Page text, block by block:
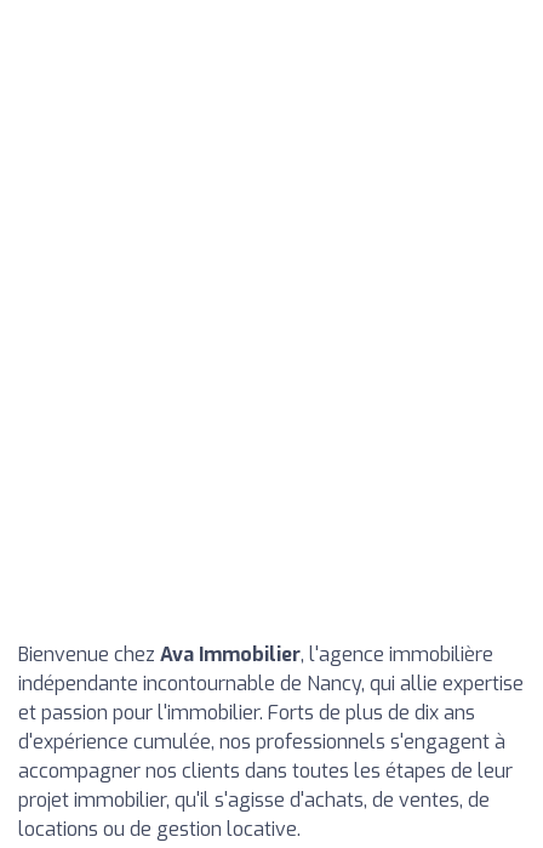
Bienvenue chez Ava Immobilier, l'agence immobilière
indépendante incontournable de Nancy, qui allie expertise
et passion pour l'immobilier. Forts de plus de dix ans
d'expérience cumulée, nos professionnels s'engagent à
accompagner nos clients dans toutes les étapes de leur
projet immobilier, qu'il s'agisse d'achats, de ventes, de
locations ou de gestion locative.